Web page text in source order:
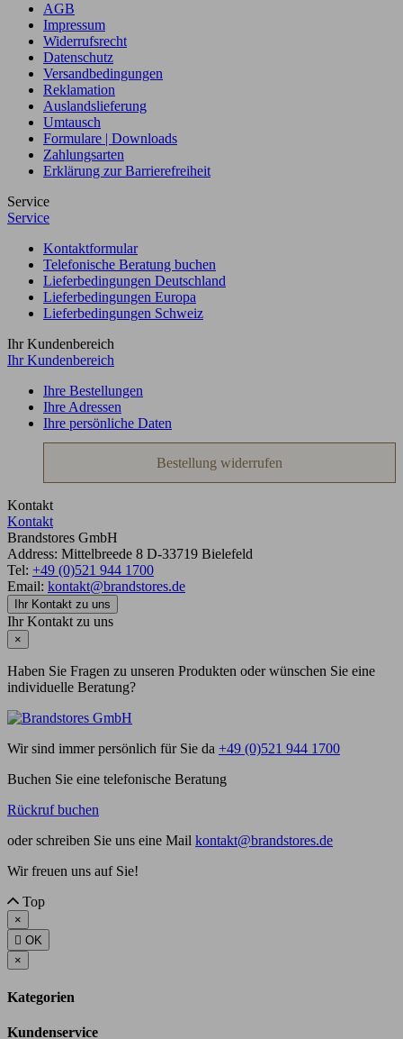
AGB
Impressum
Widerrufsrecht
Datenschutz
Versandbedingungen
Reklamation
Auslandslieferung
Umtausch
Formulare | Downloads
Zahlungsarten
Erklärung zur Barrierefreiheit
Service
Service
Kontaktformular
Telefonische Beratung buchen
Lieferbedingungen Deutschland
Lieferbedingungen Europa
Lieferbedingungen Schweiz
Ihr Kundenbereich
Ihr Kundenbereich
Ihre Bestellungen
Ihre Adressen
Ihre persönliche Daten
Bestellung widerrufen
Kontakt
Kontakt
Brandstores GmbH
Address: Mittelbreede 8 D-33719 Bielefeld
Tel: +49 (0)521 944 1700
Email: kontakt@brandstores.de
Ihr Kontakt zu uns
Ihr Kontakt zu uns
×
Haben Sie Fragen zu unseren Produkten oder wünschen Sie eine
individuelle Beratung?
Wir sind immer persönlich für Sie da +49 (0)521 944 1700
Buchen Sie eine telefonische Beratung
Rückruf buchen
oder schreiben Sie uns eine Mail kontakt@brandstores.de
Wir freuen uns auf Sie!
Top
×
 OK
×
Kategorien
Kundenservice